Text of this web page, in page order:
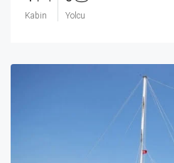
Kabin Yolcu